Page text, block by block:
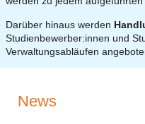
Darüber hinaus werden
Studienbewerber:innen und
Verwaltungsabläufen
News